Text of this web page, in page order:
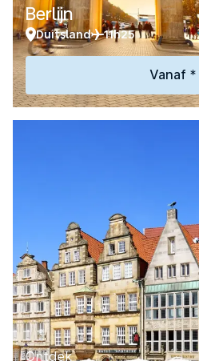
Berlijn
Duitsland 11h25
Vanaf *
Ontdek